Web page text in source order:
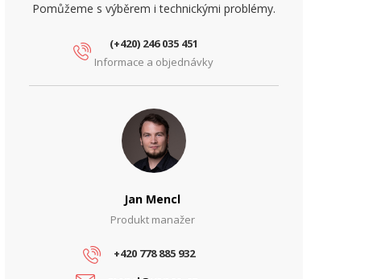
Pomůžeme s výběrem i technickými problémy.
(+420) 246 035 451
Informace a objednávky
Jan Mencl
Produkt manažer
+420 778 885 932